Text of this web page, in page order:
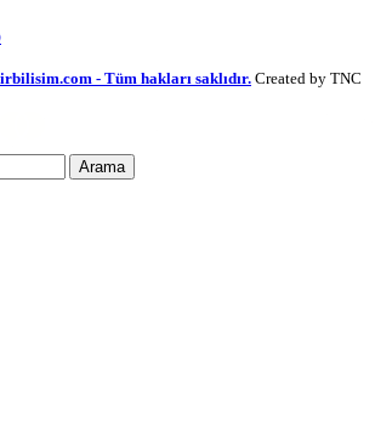
- Tüm hakları saklıdır. Created by TNC
Arama